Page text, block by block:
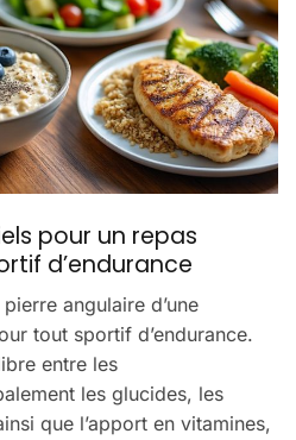
pour un repas
d’endurance
angulaire d’une
tout sportif d’endurance.
entre les
les glucides, les
que l’apport en vitamines,